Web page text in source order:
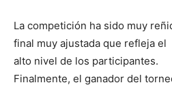
La competición ha sido muy
final muy ajustada que refleja el
alto nivel de los participantes.
Finalmente, el ganador del